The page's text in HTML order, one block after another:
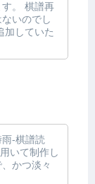
す。 棋譜再
いのでし
加していた
-棋譜読
いて制作し
かつ淡々